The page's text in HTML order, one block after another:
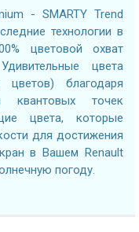
- SMARTY Trend
технологии в
цветовой охват
цвета
благодаря
квантовых точек
цвета, которые
для достижения
в Вашем Renault
погоду.